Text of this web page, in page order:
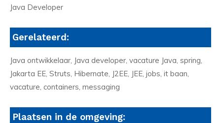
Java Developer
Gerelateerd:
Java ontwikkelaar, Java developer, vacature Java, spring,
Jakarta EE, Struts, Hibernate, J2EE, JEE, jobs, it baan,
vacature, containers, messaging
Plaatsen in de omgeving: